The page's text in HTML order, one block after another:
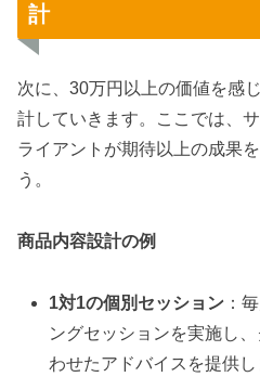
計
次に、30万円以上の価値を感
計していきます。ここでは、
ライアントが期待以上の成果
う。
商品内容設計の例
1対1の個別セッション ：
ングセッションを実施し
わせたアドバイスを提供し